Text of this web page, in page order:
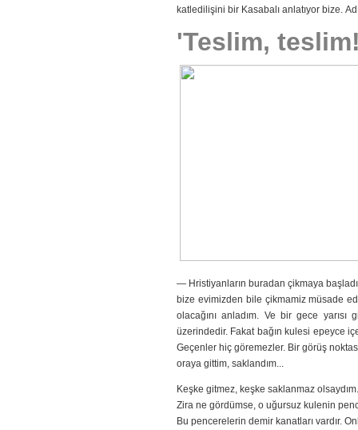
katledilişini bir Kasabalı anlatıyor bize.
'Teslim,
— Hristiyanların buradan çikmaya
bize evimizden bile çikmamiz müsade
olacağını anladım. Ve bir gece
üzerindedir. Fakat bağın kulesi epeyce
Geçenler hiç göremezler. Bir görüş
oraya gittim, saklandım...
Keşke gitmez, keşke saklanmaz olsaydım.
Zira ne gördümse, o uğursuz kulenin
Bu pencerelerin demir kanatları vardır.